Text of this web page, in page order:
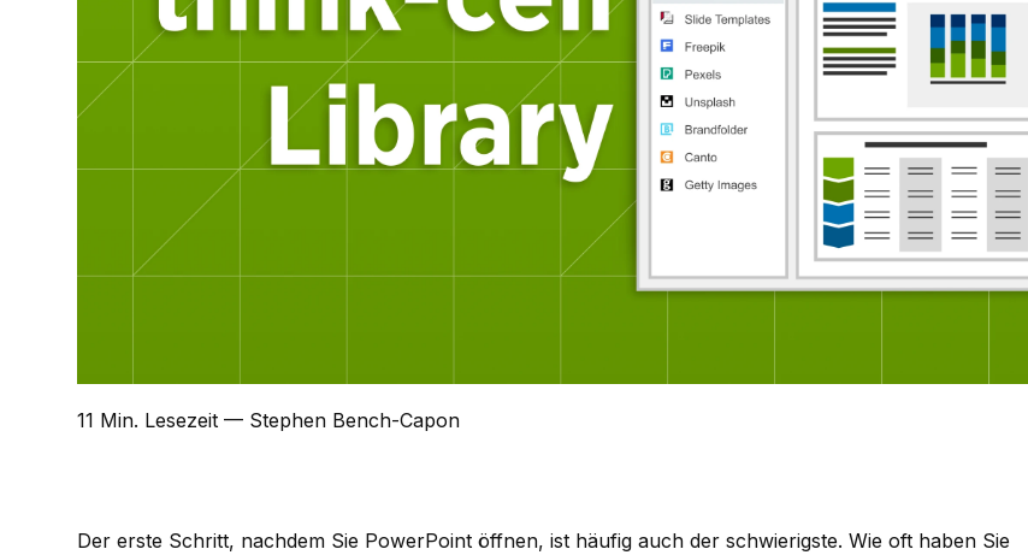
11 Min. Lesezeit — Stephen Bench-Capon
Der erste Schritt, nachdem Sie PowerPoint öffnen, ist häufig auch der schwierigste. Wie oft haben Sie